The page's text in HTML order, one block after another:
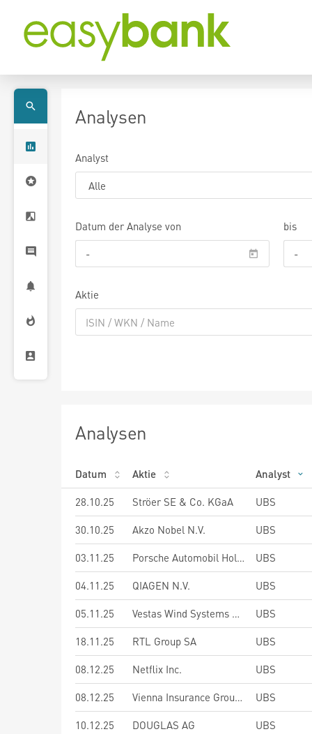
Analysen
Analyst
Datum der Analyse von bis
Aktie
Analysen
Datum Aktie
Analyst
28.10.25
Ströer SE & Co. KGaA
UBS
30.10.25
Akzo Nobel N.V.
UBS
03.11.25
Porsche Automobil Holding SE
UBS
04.11.25
QIAGEN N.V.
UBS
05.11.25
Vestas Wind Systems A.S.
UBS
18.11.25
RTL Group SA
UBS
08.12.25
Netflix Inc.
UBS
08.12.25
Vienna Insurance Group AG
UBS
10.12.25
DOUGLAS AG
UBS